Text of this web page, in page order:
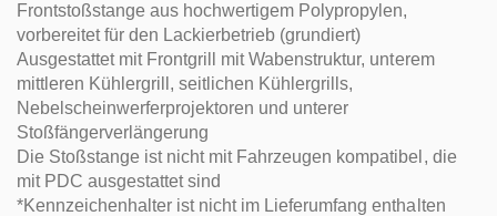
Frontstoßstange aus hochwertigem Polypropylen,
vorbereitet für den Lackierbetrieb (grundiert)
Ausgestattet mit Frontgrill mit Wabenstruktur, unterem
mittleren Kühlergrill, seitlichen Kühlergrills,
Nebelscheinwerferprojektoren und unterer
Stoßfängerverlängerung
Die Stoßstange ist nicht mit Fahrzeugen kompatibel, die
mit PDC ausgestattet sind
*Kennzeichenhalter ist nicht im Lieferumfang enthalten